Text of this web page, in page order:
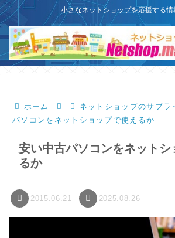
このサイトはプロモーションを含
小さなネットショップを応援する情
ホーム ネットショップのサプラ
パソコンをネットショップで使えるか
安い中古パソコンをネットシ
るか
2015.06.21 2025.08.26